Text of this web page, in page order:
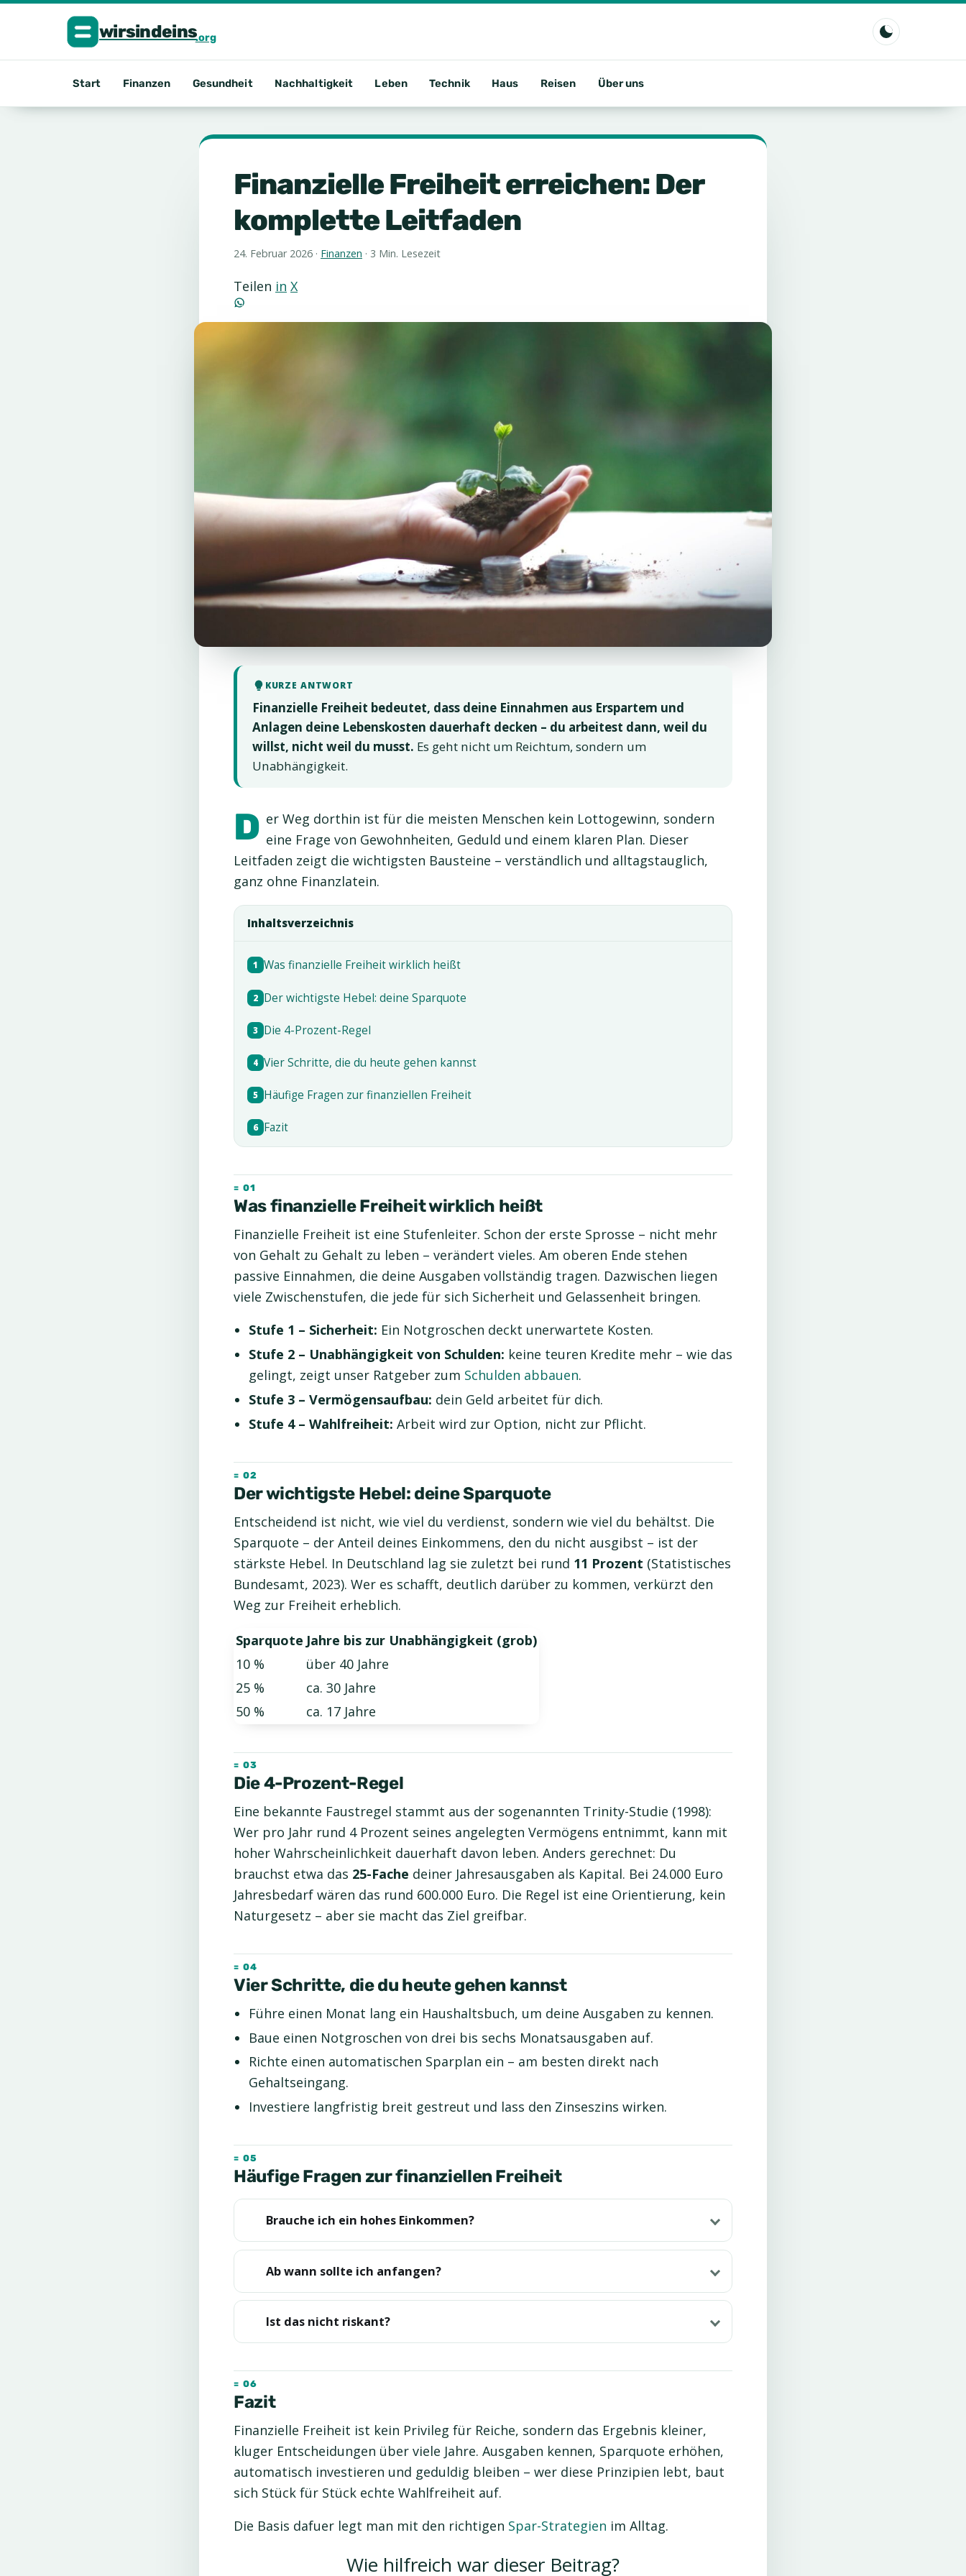
Start Finanzen Gesundheit Nachhaltigkeit Leben Technik Haus Reisen Über uns
Finanzielle Freiheit erreichen: Der
komplette Leitfaden
24. Februar 2026 · Finanzen · 3 Min. Lesezeit
Teilen in X
KURZE ANTWORT
Finanzielle Freiheit bedeutet, dass deine Einnahmen aus Erspartem und
Anlagen deine Lebenskosten dauerhaft decken – du arbeitest dann, weil du
willst, nicht weil du musst. Es geht nicht um Reichtum, sondern um
Unabhängigkeit.
D er Weg dorthin ist für die meisten Menschen kein Lottogewinn, sondern
eine Frage von Gewohnheiten, Geduld und einem klaren Plan. Dieser
Leitfaden zeigt die wichtigsten Bausteine – verständlich und alltagstauglich,
ganz ohne Finanzlatein.
Inhaltsverzeichnis
1 Was finanzielle Freiheit wirklich heißt
2 Der wichtigste Hebel: deine Sparquote
3 Die 4-Prozent-Regel
4 Vier Schritte, die du heute gehen kannst
5 Häufige Fragen zur finanziellen Freiheit
6 Fazit
Was finanzielle Freiheit wirklich heißt
Finanzielle Freiheit ist eine Stufenleiter. Schon der erste Sprosse – nicht mehr
von Gehalt zu Gehalt zu leben – verändert vieles. Am oberen Ende stehen
passive Einnahmen, die deine Ausgaben vollständig tragen. Dazwischen liegen
viele Zwischenstufen, die jede für sich Sicherheit und Gelassenheit bringen.
Stufe 1 – Sicherheit: Ein Notgroschen deckt unerwartete Kosten.
Stufe 2 – Unabhängigkeit von Schulden: keine teuren Kredite mehr – wie das
gelingt, zeigt unser Ratgeber zum Schulden abbauen.
Stufe 3 – Vermögensaufbau: dein Geld arbeitet für dich.
Stufe 4 – Wahlfreiheit: Arbeit wird zur Option, nicht zur Pflicht.
Der wichtigste Hebel: deine Sparquote
Entscheidend ist nicht, wie viel du verdienst, sondern wie viel du behältst. Die
Sparquote – der Anteil deines Einkommens, den du nicht ausgibst – ist der
stärkste Hebel. In Deutschland lag sie zuletzt bei rund 11 Prozent (Statistisches
Bundesamt, 2023). Wer es schafft, deutlich darüber zu kommen, verkürzt den
Weg zur Freiheit erheblich.
Sparquote Jahre bis zur Unabhängigkeit (grob)
10 %
über 40 Jahre
25 %
ca. 30 Jahre
50 %
ca. 17 Jahre
Die 4-Prozent-Regel
Eine bekannte Faustregel stammt aus der sogenannten Trinity-Studie (1998):
Wer pro Jahr rund 4 Prozent seines angelegten Vermögens entnimmt, kann mit
hoher Wahrscheinlichkeit dauerhaft davon leben. Anders gerechnet: Du
brauchst etwa das 25-Fache deiner Jahresausgaben als Kapital. Bei 24.000 Euro
Jahresbedarf wären das rund 600.000 Euro. Die Regel ist eine Orientierung, kein
Naturgesetz – aber sie macht das Ziel greifbar.
Vier Schritte, die du heute gehen kannst
Führe einen Monat lang ein Haushaltsbuch, um deine Ausgaben zu kennen.
Baue einen Notgroschen von drei bis sechs Monatsausgaben auf.
Richte einen automatischen Sparplan ein – am besten direkt nach
Gehaltseingang.
Investiere langfristig breit gestreut und lass den Zinseszins wirken.
Häufige Fragen zur finanziellen Freiheit
Brauche ich ein hohes Einkommen?
Ab wann sollte ich anfangen?
Ist das nicht riskant?
Fazit
Finanzielle Freiheit ist kein Privileg für Reiche, sondern das Ergebnis kleiner,
kluger Entscheidungen über viele Jahre. Ausgaben kennen, Sparquote erhöhen,
automatisch investieren und geduldig bleiben – wer diese Prinzipien lebt, baut
sich Stück für Stück echte Wahlfreiheit auf.
Die Basis dafuer legt man mit den richtigen Spar-Strategien im Alltag.
Wie hilfreich war dieser Beitrag?